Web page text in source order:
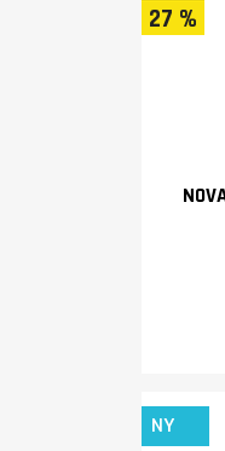
27 %
NY